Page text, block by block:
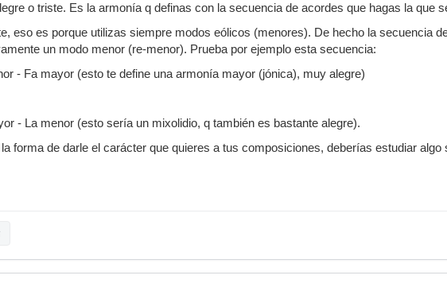
o triste. Es la armonía q definas con la secuencia de acordes que hagas la que
eso es porque utilizas siempre modos eólicos (menores). De hecho la secuencia
un modo menor (re-menor). Prueba por ejemplo esta secuencia:
- Fa mayor (esto te define una armonía mayor (jónica), muy alegre)
- La menor (esto sería un mixolidio, q también es bastante alegre).
forma de darle el carácter que quieres a tus composiciones, deberías estudiar algo